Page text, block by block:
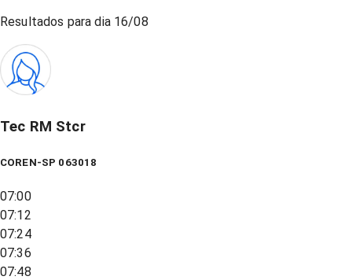
Resultados para dia 16/08
Tec RM Stcr
COREN-SP 063018
07:00
07:12
07:24
07:36
07:48